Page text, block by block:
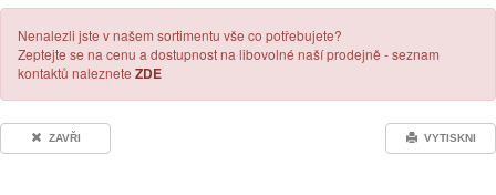
Nenalezli jste v našem sortimentu vše co potřebujete?
Zeptejte se na cenu a dostupnost na libovolné naší prodejně - seznam
kontaktů naleznete ZDE
ZAVŘI VYTISKNI